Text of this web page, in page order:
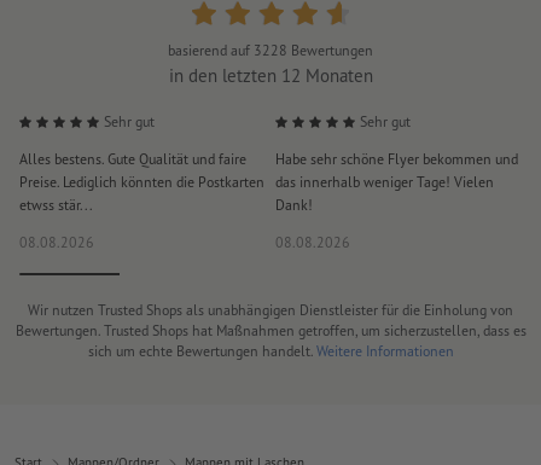
basierend auf 3228 Bewertungen
in den letzten 12 Monaten
Sehr gut
Alles bestens. Gute Qualität und faire
Preise. Lediglich könnten die Postkarten
etwss stär...
08.08.2026
Sehr gut
Habe sehr schöne Flyer bekommen und
das innerhalb weniger Tage! Vielen
Dank!
08.08.2026
Wir nutzen Trusted Shops als unabhängigen Dienstleister für die Einholung von
Bewertungen. Trusted Shops hat Maßnahmen getroffen, um sicherzustellen, dass es
sich um echte Bewertungen handelt. Weitere Informationen